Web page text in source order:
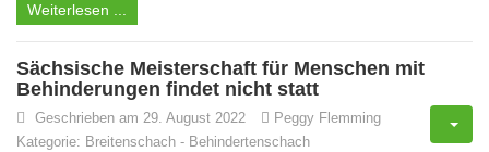
Weiterlesen ...
Sächsische Meisterschaft für Menschen mit
Behinderungen findet nicht statt
Geschrieben am 29. August 2022
Peggy Flemming
Kategorie: Breitenschach - Behindertenschach